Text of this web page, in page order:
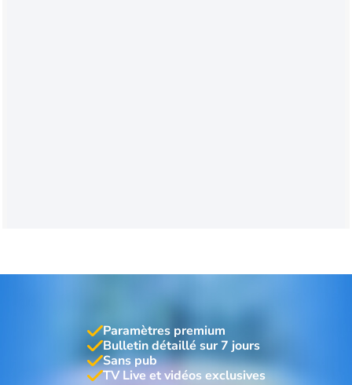
Paramètres premium
Bulletin détaillé sur 7 jours
Sans pub
TV Live et vidéos exclusives